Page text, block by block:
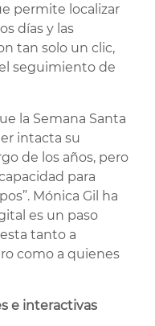
permite localizar
días y las
tan solo un clic,
seguimiento de
la Semana Santa
intacta su
de los años, pero
para
Mónica Gil ha
es un paso
tanto a
como a quienes
e interactivas